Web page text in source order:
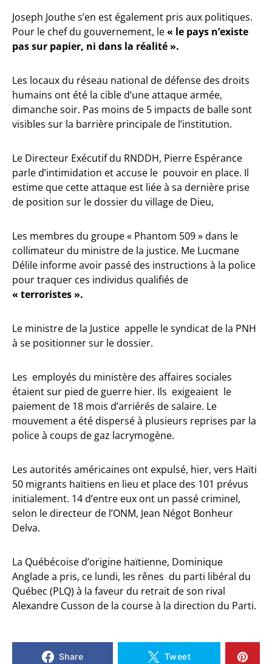
Joseph Jouthe s’en est également pris aux politiques.
Pour le chef du gouvernement, le« le pays n’existe
pas sur papier, ni dans la réalité ».
Les locaux du réseau national de défense des droits
humains ont été la cible d’une attaque armée,
dimanche soir. Pas moins de 5 impacts de balle sont
visibles sur la barrière principale de l’institution.
Le Directeur Exécutif du RNDDH, Pierre Espérance
parle d’intimidation et accuse le pouvoir en place. Il
estime que cette attaque est liée à sa dernière prise
de position sur le dossier du village de Dieu,
Les membres du groupe « Phantom 509 » dans le
collimateur du ministre de la justice. Me Lucmane
Délile informe avoir passé des instructions à la police
pour traquer ces individus qualifiés de
« terroristes ».
Le ministre de la Justice appelle le syndicat de la PNH
à se positionner sur le dossier.
Les employés du ministère des affaires sociales
étaient sur pied de guerre hier. Ils exigeaient le
paiement de 18 mois d’arriérés de salaire. Le
mouvement a été dispersé à plusieurs reprises par la
police à coups de gaz lacrymogène.
Les autorités américaines ont expulsé, hier, vers Haïti
50 migrants haïtiens en lieu et place des 101 prévus
initialement. 14 d’entre eux ont un passé criminel,
selon le directeur de l’ONM, Jean Négot Bonheur
Delva.
La Québécoise d’origine haïtienne, Dominique
Anglade a pris, ce lundi, les rênes du parti libéral du
Québec (PLQ) à la faveur du retrait de son rival
Alexandre Cusson de la course à la direction du Parti.
Share Tweet